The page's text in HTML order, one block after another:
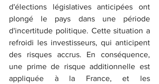
d'élections législatives anticipées ont
plongé le pays dans une période
d'incertitude politique. Cette situation a
refroidi les investisseurs, qui anticipent
des risques accrus. En conséquence,
une prime de risque additionnelle est
appliquée à la France, et les